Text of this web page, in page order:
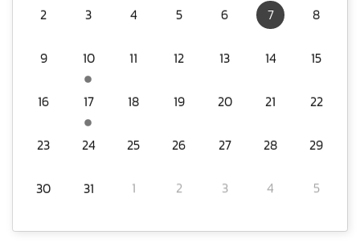
2 3 4 5 6 7 8
9 10 11 12 13 14 15
16 17 18 19 20 21 22
23 24 25 26 27 28 29
30 31 1 2 3 4 5